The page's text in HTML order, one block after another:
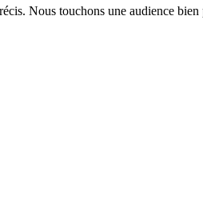
Nous touchons une audience